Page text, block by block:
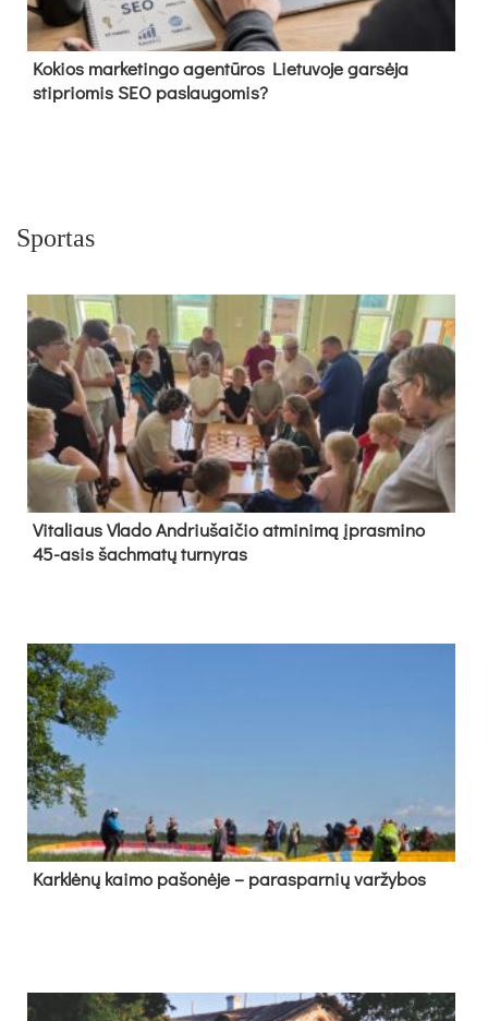
Kokios marketingo agentūros Lietuvoje garsėja
stipriomis SEO paslaugomis?
Sportas
Vi­ta­liaus Vla­do And­riu­šai­čio at­mi­ni­mą įpras­mi­no
45-asis šach­ma­tų tur­ny­ras
Kark­lė­nų kai­mo pa­šo­nė­je – pa­ras­par­nių var­žy­bos